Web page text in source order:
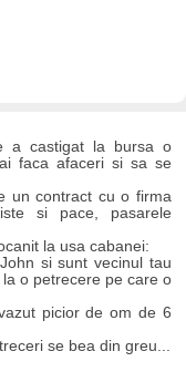
a castigat la bursa o
faca afaceri si sa se
un contract cu o firma
si pace, pasarele
la usa cabanei:
si sunt vecinul tau
o petrecere pe care o
picior de om de 6
se bea din greu...